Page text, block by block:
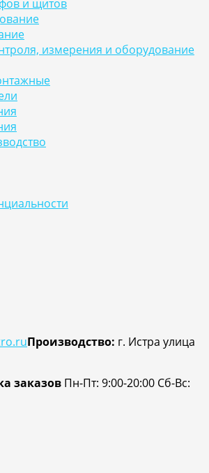
и щитов
измерения и оборудование
Производство: г. Истра улица
заказов Пн-Пт: 9:00-20:00 Cб-Вс: